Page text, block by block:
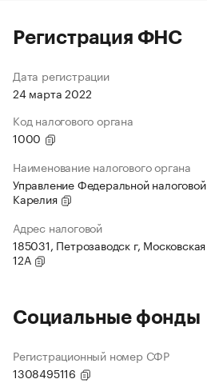
Регистрация ФНС
Дата регистрации
24 марта 2022
Код налогового органа
1000
Наименование налогового органа
Управление Федеральной
Карелия
Адрес налоговой
185031, Петрозаводск г,
12А
Социальные фонды
Регистрационный номер СФР
1308495116